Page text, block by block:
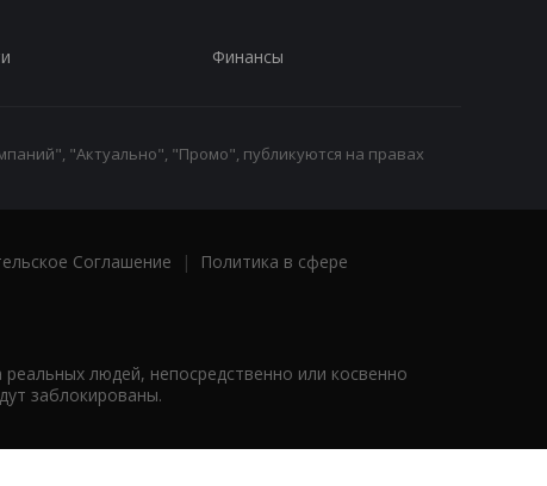
Финансы
"Актуально", "Промо", публикуются на правах
Соглашение |
Политика в сфере
людей, непосредственно или косвенно
заблокированы.